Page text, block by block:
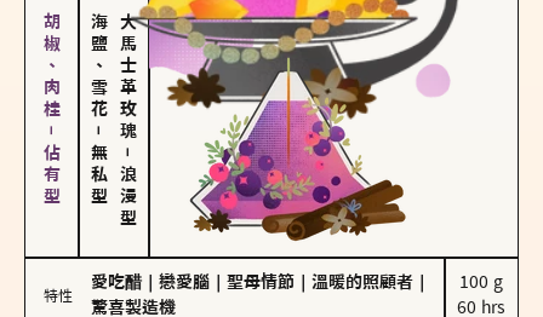
胡椒、肉桂－佔有型 海鹽、雪花
－
無私型
大馬士革玫瑰
－
浪漫型
特性
愛吃醋 戀愛腦 聖母情節 溫暖的照顧者
驚喜製造機
100 g
60 hrs